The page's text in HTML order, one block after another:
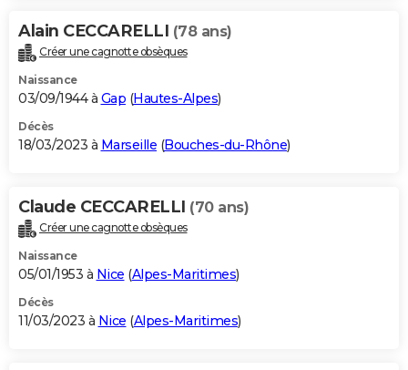
Alain CECCARELLI (78 ans)
Créer une cagnotte obsèques
Naissance
03/09/1944 à Gap (Hautes-Alpes)
Décès
18/03/2023 à Marseille (Bouches-du-Rhône)
Claude CECCARELLI (70 ans)
Créer une cagnotte obsèques
Naissance
05/01/1953 à Nice (Alpes-Maritimes)
Décès
11/03/2023 à Nice (Alpes-Maritimes)